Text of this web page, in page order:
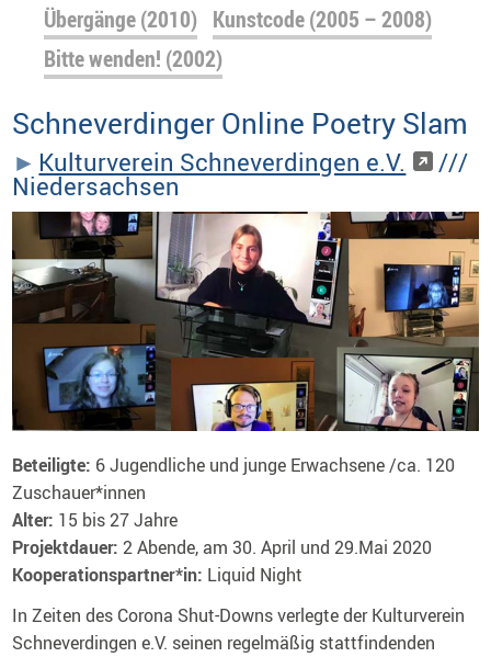
überspringen
Übergänge (2010) Kunstcode (2005 – 2008)
Bitte wenden! (2002)
Schneverdinger Online Poetry Slam
Kulturverein Schneverdingen e.V. ///
Niedersachsen
Beteiligte: 6 Jugendliche und junge Erwachsene /ca. 120
Zuschauer*innen
Alter: 15 bis 27 Jahre
Projektdauer:2 Abende, am 30. April und 29.Mai 2020
Kooperationspartner*in: Liquid Night
In Zeiten des Corona Shut-Downs verlegte der Kulturverein
Schneverdingen e.V. seinen regelmäßig stattfindenden